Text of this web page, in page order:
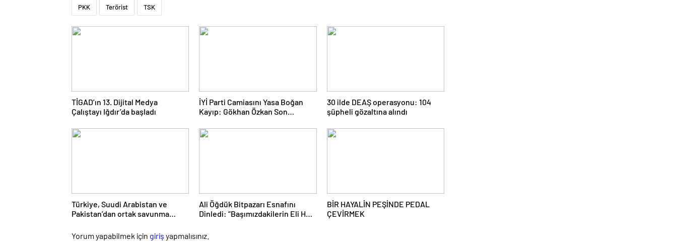
PKK Terörist TSK
TİGAD’ın 13. Dijital Medya
Çalıştayı Iğdır’da başladı
İYİ Parti Camiasını Yasa Boğan
Kayıp: Gökhan Özkan Son
30 ilde DEAŞ operasyonu: 104
şüpheli gözaltına alındı
Türkiye, Suudi Arabistan ve
Pakistan’dan ortak savunma
Ali Öğdük Bitpazarı Esnafını
Dinledi: “Başımızdakilerin Eli Her
BİR HAYALİN PEŞİNDE PEDAL
ÇEVİRMEK
Yorum yapabilmek için giriş yapmalısınız.